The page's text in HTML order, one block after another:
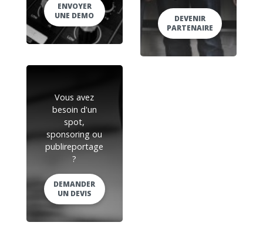
ENVOYER
UNE DEMO
DEVENIR
PARTENAIRE
Vous avez
besoin d'un
spot,
sponsoring ou
publireportage
?
DEMANDER
UN DEVIS